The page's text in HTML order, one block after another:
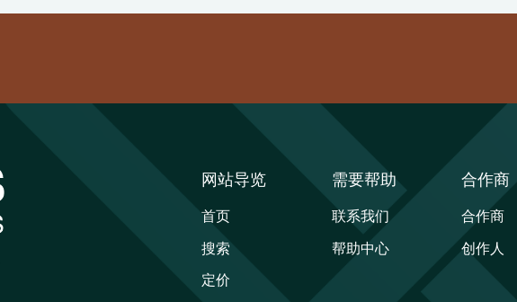
网站导览
首页
搜索
定价
需要帮助
联系我们
帮助中心
合作商
合作商
创作人